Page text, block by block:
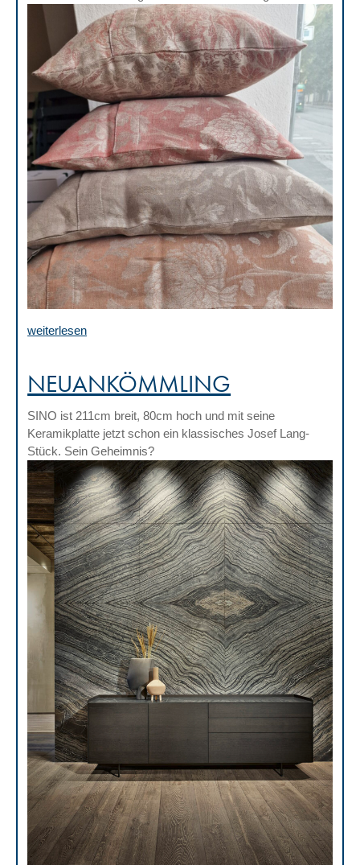
weiterlesen
NEUANKÖMMLING
SINO ist 211cm breit, 80cm hoch und mit seine
Keramikplatte jetzt schon ein klassisches Josef Lang-
Stück. Sein Geheimnis?